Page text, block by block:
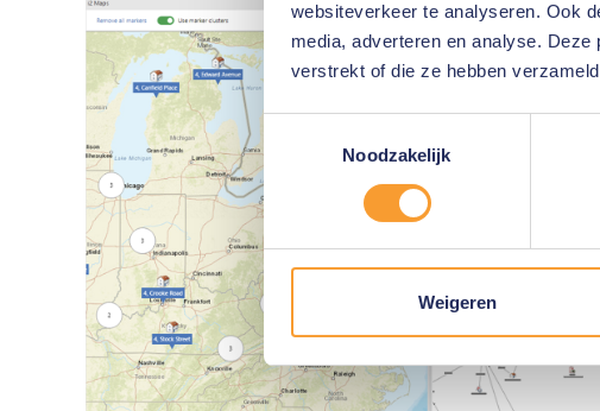
websiteverkeer te analyseren. Ook
media, adverteren en analyse.
verstrekt of die ze hebben
Noodzakelijk
Weigeren